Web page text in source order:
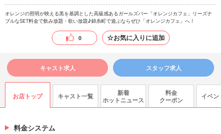
オレンジの照明が映える黒を基調とした高級感あるガールズバー「オレンジカフェ」リーズナ
ブルなSET料金で飲み放題・歌い放題♪錦糸町で遊ぶならぜひ「オレンジカフェ」へ！
0 ☆お気に入りに追加
キャスト求人 スタッフ求人
お店トップ キャスト一覧
新着
ホットニュース
料金
クーポン
イベン
料金システム